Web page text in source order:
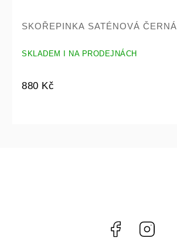
SKOŘEPINKA SATÉNOVÁ ČERNÁ
SKLADEM I NA PRODEJNÁCH
880 Kč
Facebook